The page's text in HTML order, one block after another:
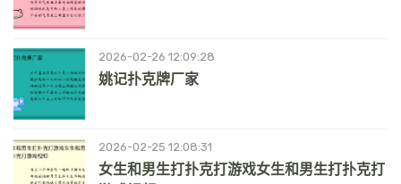
2026-02-26 12:09:28
姚记扑克牌厂家
2026-02-25 12:08:31
女生和男生打扑克打游戏女生和男生打扑克打